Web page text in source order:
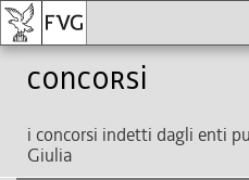
Concorsi
i concorsi indetti dagli enti
Giulia